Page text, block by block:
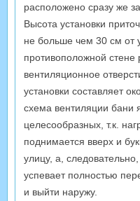
расположено сразу же
Высота установки
не больше чем 30 см от
противоположной стене
вентиляционное
установки составляет
схема вентиляции бани
целесообразных, т.к.
поднимается вверх и
улицу, а,
успевает полностью
и выйти наружу.